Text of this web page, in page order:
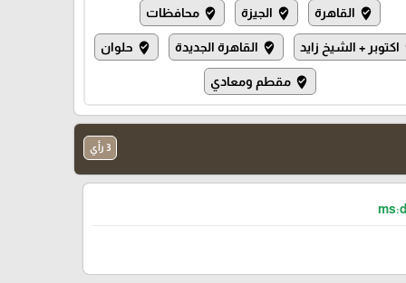
where_to_vote القاهرة where_to_vote الجيزة where_to_vote محافظات
اكتوبر + الشيخ زايد where_to_vote القاهرة الجديدة where_to_vote حلوان
where_to_vote مقطم ومعادي
3 رأي